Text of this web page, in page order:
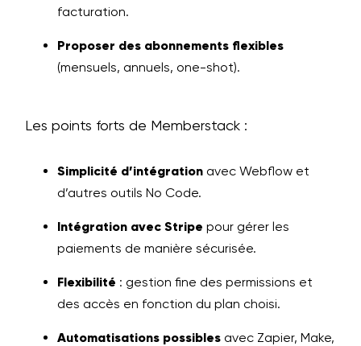
facturation.
Proposer des abonnements flexibles
(mensuels, annuels, one-shot).
Les points forts de Memberstack :
Simplicité d’intégration avec Webflow et
d’autres outils No Code.
Intégration avec Stripe pour gérer les
paiements de manière sécurisée.
Flexibilité : gestion fine des permissions et
des accès en fonction du plan choisi.
Automatisations possibles avec Zapier, Make,